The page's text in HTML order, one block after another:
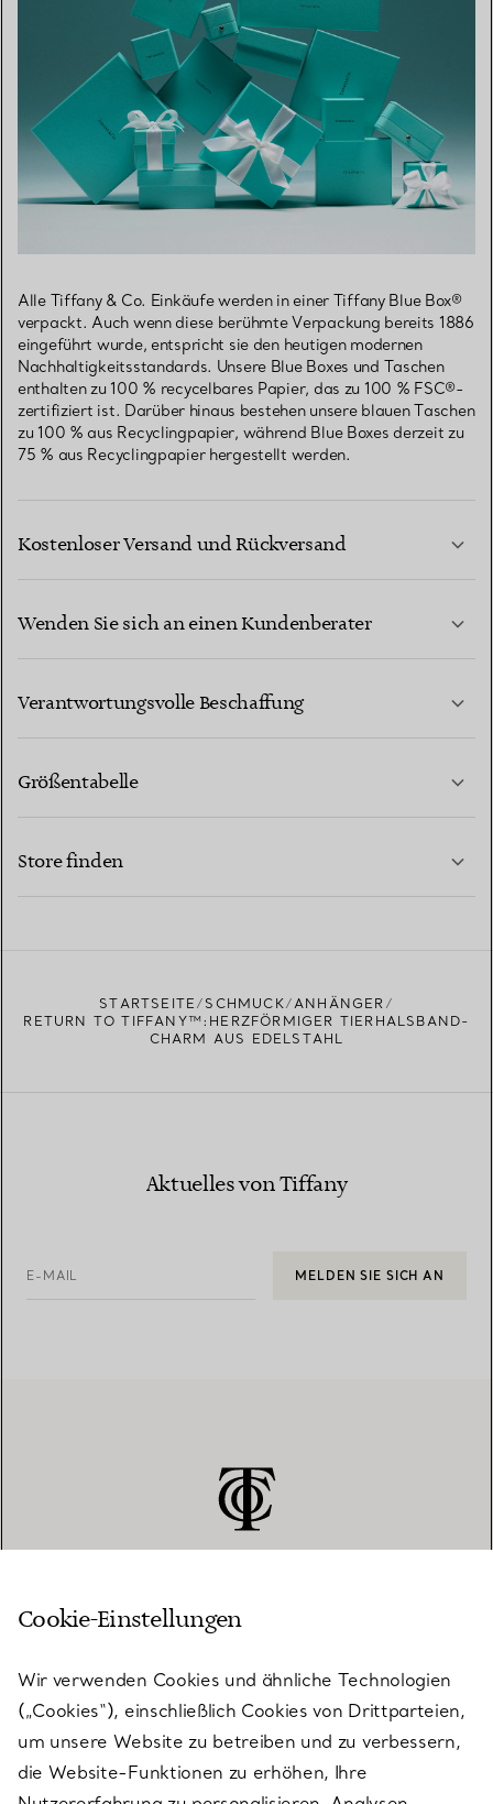
Alle Tiffany & Co. Einkäufe werden in einer Tiffany Blue Box®
verpackt. Auch wenn diese berühmte Verpackung bereits 1886
eingeführt wurde, entspricht sie den heutigen modernen
Nachhaltigkeitsstandards. Unsere Blue Boxes und Taschen
enthalten zu 100 % recycelbares Papier, das zu 100 % FSC®-
zertifiziert ist. Darüber hinaus bestehen unsere blauen Taschen
zu 100 % aus Recyclingpapier, während Blue Boxes derzeit zu
75 % aus Recyclingpapier hergestellt werden.
Kostenloser Versand und Rückversand
Wenden Sie sich an einen Kundenberater
Verantwortungsvolle Beschaffung
Größentabelle
Store finden
STARTSEITE SCHMUCK ANHÄNGER
RETURN TO TIFFANY™:HERZFÖRMIGER TIERHALSBAND-
CHARM AUS EDELSTAHL
Aktuelles von Tiffany
E-MAIL MELDEN SIE SICH AN
KUNDENSERVICE
SERVICES
Cookie-Einstellungen
Wir verwenden Cookies und ähnliche Technologien
(„Cookies“), einschließlich Cookies von Drittparteien,
um unsere Website zu betreiben und zu verbessern,
die Website-Funktionen zu erhöhen, Ihre